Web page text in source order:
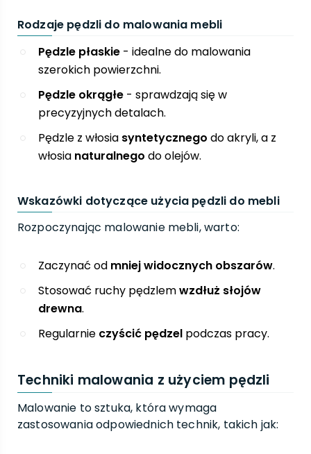
Rodzaje pędzli do malowania mebli
Pędzle płaskie - idealne do malowania
szerokich powierzchni.
Pędzle okrągłe - sprawdzają się w
precyzyjnych detalach.
Pędzle z włosia syntetycznego do akryli, a z
włosia naturalnego do olejów.
Wskazówki dotyczące użycia pędzli do mebli
Rozpoczynając malowanie mebli, warto:
Zaczynać od mniej widocznych obszarów.
Stosować ruchy pędzlemwzdłuż słojów
drewna.
Regularnie czyścić pędzel podczas pracy.
Techniki malowania z użyciem pędzli
Malowanie to sztuka, która wymaga
zastosowania odpowiednich technik, takich jak: